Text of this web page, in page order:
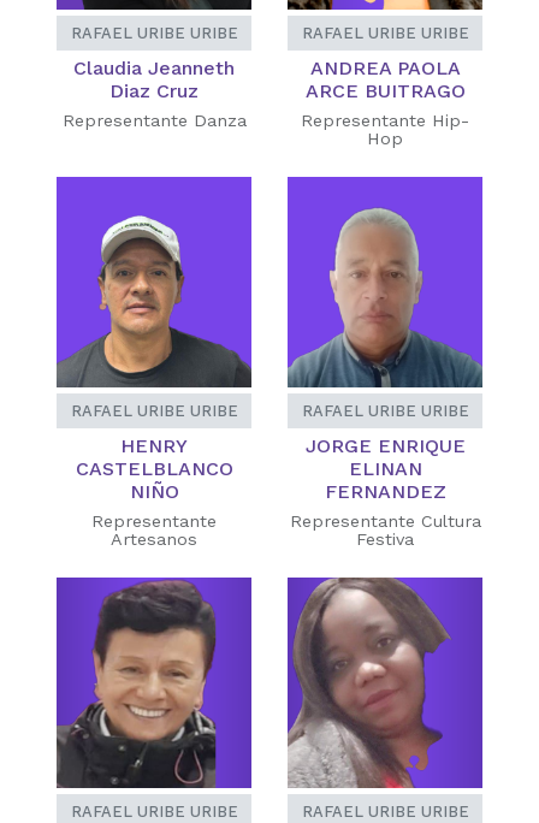
RAFAEL URIBE URIBE
Claudia Jeanneth
Diaz Cruz
Representante Danza
RAFAEL URIBE URIBE
ANDREA PAOLA
ARCE BUITRAGO
Representante Hip-
Hop
RAFAEL URIBE URIBE
HENRY
CASTELBLANCO
NIÑO
Representante
Artesanos
RAFAEL URIBE URIBE
JORGE ENRIQUE
ELINAN
FERNANDEZ
Representante Cultura
Festiva
RAFAEL URIBE URIBE RAFAEL URIBE URIBE